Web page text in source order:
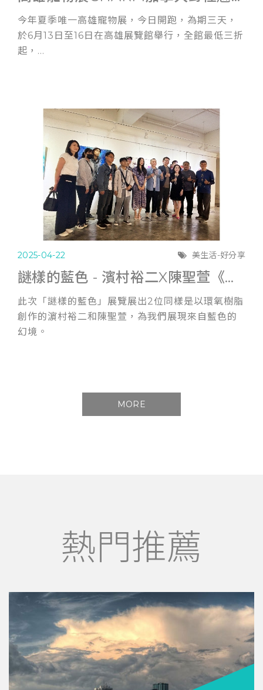
今年夏季唯一高雄寵物展，今日開跑，為期三天，
於6月13日至16日在高雄展覽館舉行，全館最低三折
起，...
2025-04-22 美生活-好分享
謎樣的藍色 - 濱村裕二X陳聖萱《雙人展》
此次「謎樣的藍色」展覽展出2位同樣是以環氧樹脂
創作的濵村裕二和陳聖萱，為我們展現來自藍色的
幻境。
MORE
熱門推薦